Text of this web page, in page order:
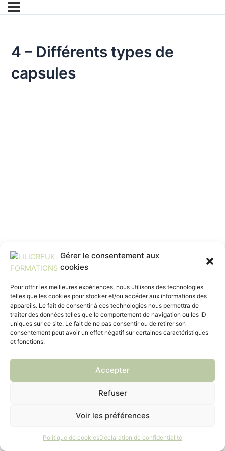
Gérer le consentement aux
cookies
Pour offrir les meilleures expériences, nous utilisons des technologies
telles que les cookies pour stocker et/ou accéder aux informations des
appareils. Le fait de consentir à ces technologies nous permettra de
traiter des données telles que le comportement de navigation ou les ID
uniques sur ce site. Le fait de ne pas consentir ou de retirer son
consentement peut avoir un effet négatif sur certaines caractéristiques
et fonctions.
Accepter
Refuser
Voir les préférences
Politique de cookiesDéclaration de confidentialité
4 – Différents types de
capsules